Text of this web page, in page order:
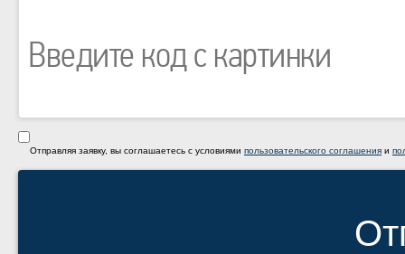
Отправляя заявку, вы соглашаетесь с условиями пользовательского соглашения и